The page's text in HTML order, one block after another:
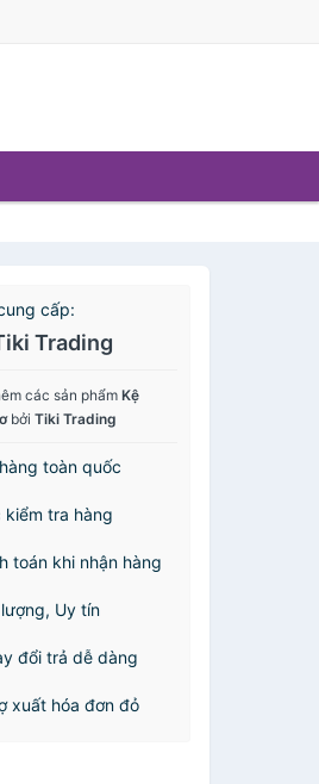
cấp:
Trading
các sản phẩmKệ
bởiTiki Trading
toàn quốc
tra hàng
toán khi nhận hàng
Uy tín
đổi trả dễ dàng
xuất hóa đơn đỏ